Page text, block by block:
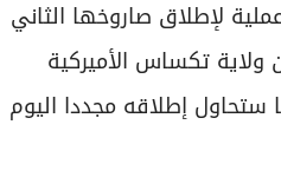
وكان إطلاق الصاروخ (ستارشيب في.3)، غير المأهول
المصممة خصيصا لإطلاقات
ومهمات إدارة
إلى القمر، بمثابة